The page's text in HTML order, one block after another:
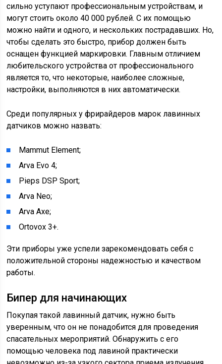
сильно уступают профессиональным устройствам, и
могут стоить около 40 000 рублей. С их помощью
можно найти и одного, и нескольких пострадавших. Но,
чтобы сделать это быстро, прибор должен быть
оснащен функцией маркировки. Главным отличием
любительского устройства от профессионального
является то, что некоторые, наиболее сложные,
настройки, выполняются в них автоматически.
Среди популярных у фрирайдеров марок лавинных
датчиков можно назвать:
Mammut Element;
Arva Evo 4;
Pieps DSP Sport;
Arva Neo;
Arva Axe;
Ortovox 3+.
Эти приборы уже успели зарекомендовать себя с
положительной стороны надежностью и качеством
работы.
Бипер для начинающих
Покупая такой лавинный датчик, нужно быть
уверенным, что он не понадобится для проведения
спасательных мероприятий. Обнаружить с его
помощью человека под лавиной практически